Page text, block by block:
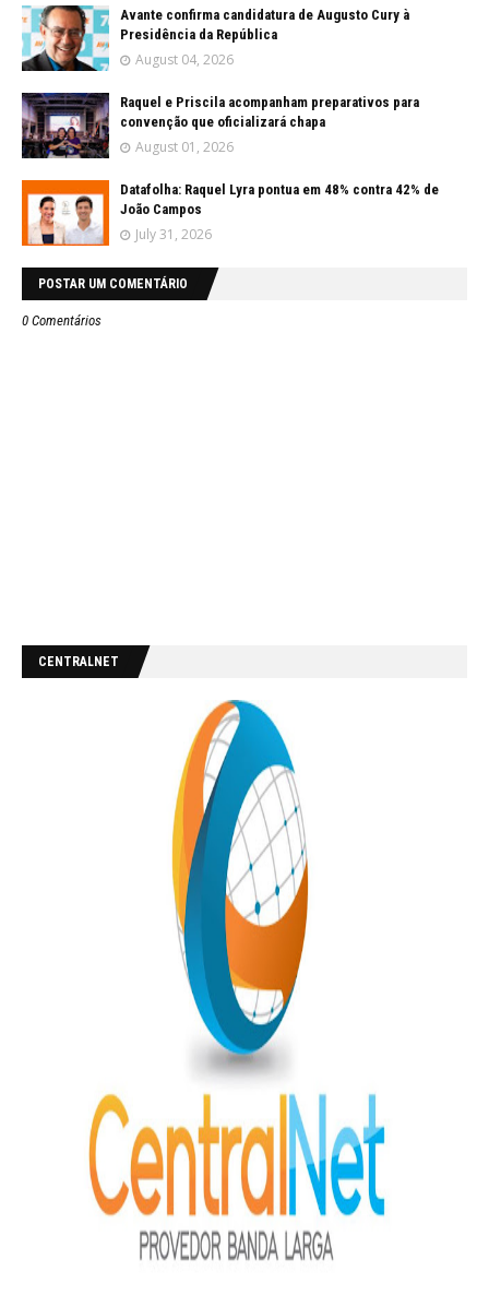
Avante confirma candidatura de Augusto Cury à
Presidência da República
August 04, 2026
Raquel e Priscila acompanham preparativos para
convenção que oficializará chapa
August 01, 2026
Datafolha: Raquel Lyra pontua em 48% contra 42% de
João Campos
July 31, 2026
POSTAR UM COMENTÁRIO
0 Comentários
CENTRALNET